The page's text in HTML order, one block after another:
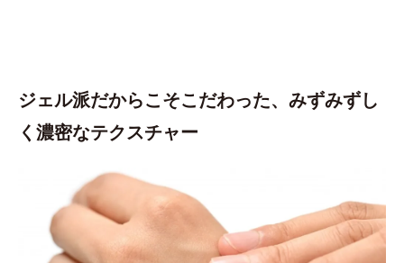
ジェル派だからこそこだわった、みずみずし
く濃密なテクスチャー